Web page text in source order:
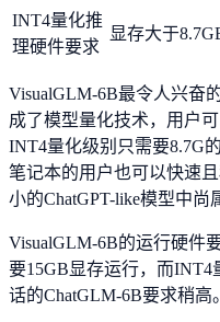
INT4量化推
理硬件要求
显存大于
VisualGLM-6B最令人兴奋
成了模型量化技术，用户
INT4量化级别只需要8.7G
笔记本的用户也可以快速
小的ChatGPT-like模型中尚
VisualGLM-6B的运行硬件
要15GB显存运行，而INT4
话的ChatGLM-6B要求稍高